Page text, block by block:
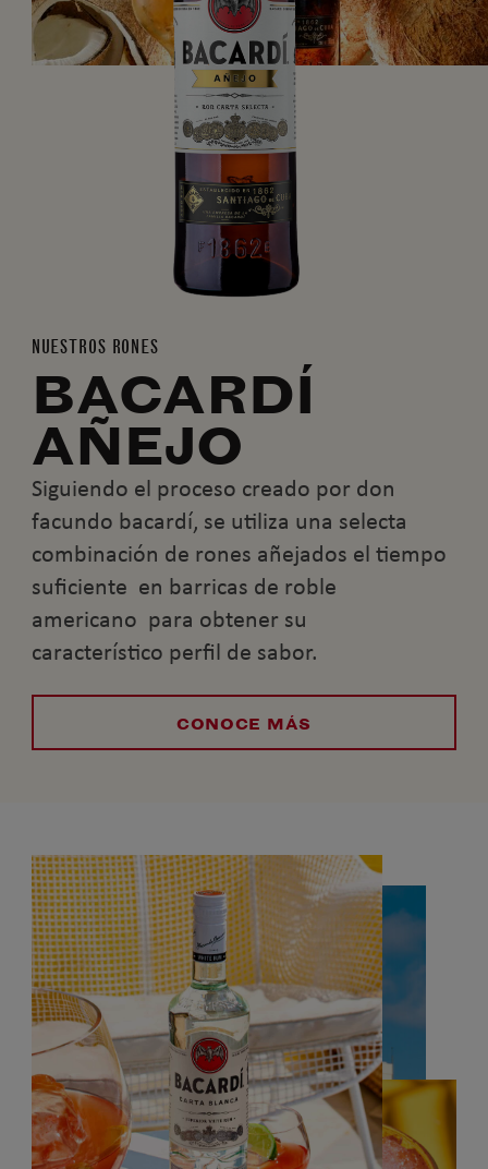
NUESTROS RONES
BACARDÍ
AÑEJO
Siguiendo el proceso creado por don
facundo bacardí, se utiliza una selecta
combinación de rones añejados el tiempo
suficiente en barricas de roble
americano para obtener su
característico perfil de sabor.​
CONOCE MÁS